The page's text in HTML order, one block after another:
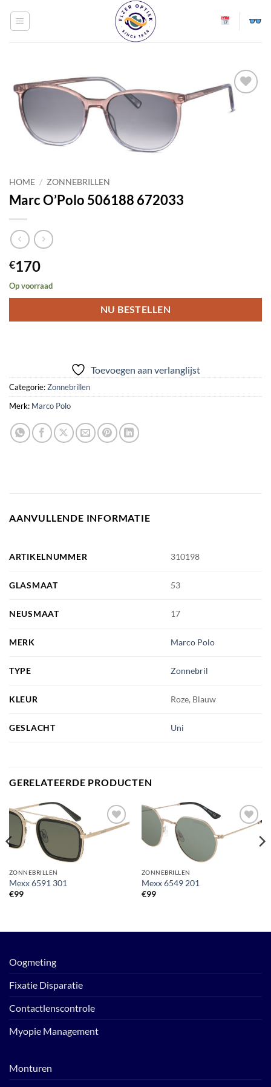
naar
Toevoegen
aan
HOME / ZONNEBRILLEN
Marc O’Polo 506188 672033
€170
Op voorraad
NU BESTELLEN
Toevoegen aan verlanglijst
Categorie:Zonnebrillen
Merk: Marco Polo
AANVULLENDE INFORMATIE
ARTIKELNUMMER 310198
GLASMAAT 53
NEUSMAAT 17
MERK Marco Polo
TYPE Zonnebril
KLEUR Roze, Blauw
GESLACHT Uni
GERELATEERDE PRODUCTEN
Toevoegen
ZONNEBRILLEN
Mexx 6591 301
€99
Toevoegen
ZONNEBRILLEN
Mexx 6549 201
€99
Oogmeting
Fixatie Disparatie
Contactlenscontrole
Myopie Management
Monturen